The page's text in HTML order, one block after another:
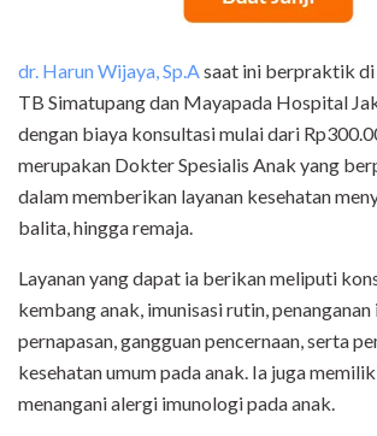
dr. Harun Wijaya, Sp.Asaat ini berpraktik
TB Simatupang dan Mayapada Hospital
dengan biaya konsultasi mulai dari
merupakan Dokter Spesialis Anak yang
dalam memberikan layanan kesehatan
balita, hingga remaja.
Layanan yang dapat ia berikan meliputi
kembang anak, imunisasi rutin,
pernapasan, gangguan pencernaan, serta
kesehatan umum pada anak. Ia juga
menangani alergi imunologi pada anak.